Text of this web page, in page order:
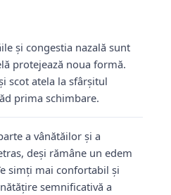
și congestia nazală sunt
protejează noua formă.
scot atela la sfârșitul
prima schimbare.
a vânătăilor și a
deși rămâne un edem
simți mai confortabil și
semnificativă a